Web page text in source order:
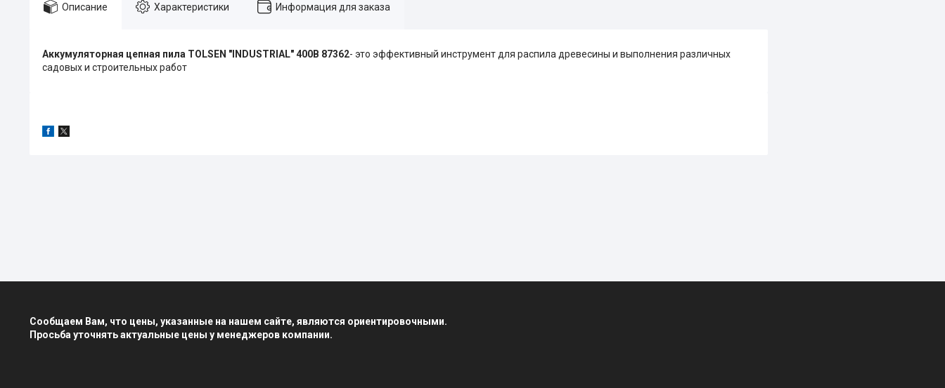
Описание Характеристики Информация для заказа
Аккумуляторная цепная пила TOLSEN "INDUSTRIAL" 400В 87362- это эффективный инструмент для распила древесины и выполнения различных
садовых и строительных работ
Сообщаем Вам, что цены, указанные на нашем сайте, являются ориентировочными.
Просьба уточнять актуальные цены у менеджеров компании.